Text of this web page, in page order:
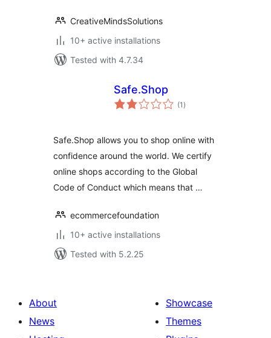
CreativeMindsSolutions
10+ active installations
Tested with 4.7.34
Safe.Shop
(1 total
ratings
)
Safe.Shop allows you to shop online with
confidence around the world. We certify
online shops according to the Global
Code of Conduct which means that …
ecommercefoundation
10+ active installations
Tested with 5.2.25
About
News
Showcase
Themes